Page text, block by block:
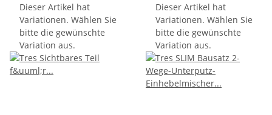
Dieser Artikel hat
Variationen. Wählen Sie
bitte die gewünschte
Variation aus.
Dieser Artikel hat
Variationen. Wählen Sie
bitte die gewünschte
Variation aus.